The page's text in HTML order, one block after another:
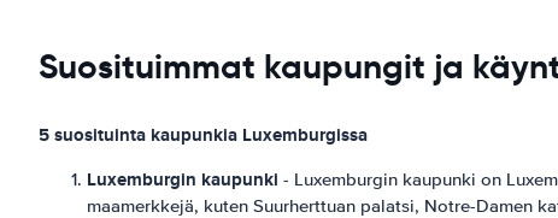
Suosituimmat kaupungit ja
5 suosituinta kaupunkia Luxemburgissa
Luxemburgin kaupunki - Luxemburgin kaupunki on
maamerkkejä, kuten Suurherttuan palatsi, Notre-Damen